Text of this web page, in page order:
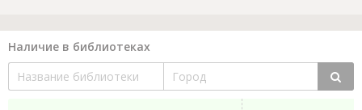
Наличие в библиотеках